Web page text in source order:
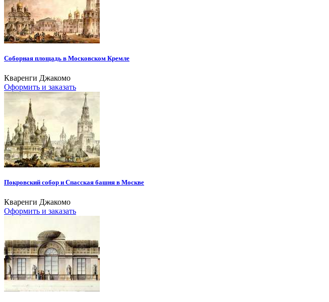
Соборная площадь в Московском Кремле
Кваренги Джакомо
Оформить и заказать
Покровский собор и Спасская башня в Москве
Кваренги Джакомо
Оформить и заказать